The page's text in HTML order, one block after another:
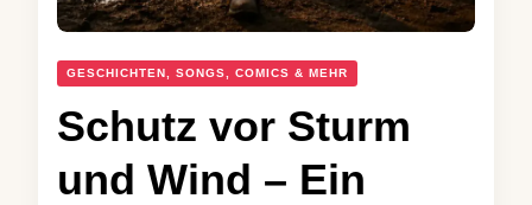
GESCHICHTEN, SONGS, COMICS & MEHR
Schutz vor Sturm
und Wind – Ein